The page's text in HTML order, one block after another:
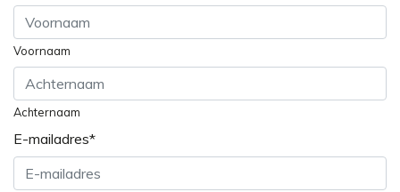
Voornaam
Achternaam
E-mailadres*